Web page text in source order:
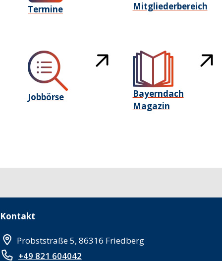
Termine Mitgliederbereich
Jobbörse
Bayerndach
Magazin
Kontakt
Probststraße 5, 86316 Friedberg
+49 821 604042